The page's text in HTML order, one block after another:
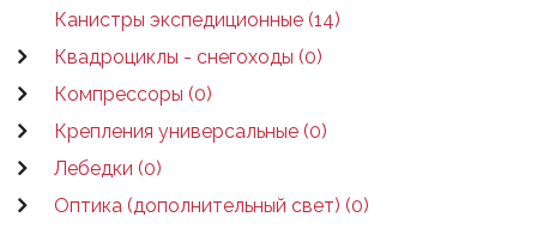
Канистры экспедиционные (14)
Квадроциклы - снегоходы (0)
Компрессоры (0)
Крепления универсальные (0)
Лебедки (0)
Оптика (дополнительный свет) (0)